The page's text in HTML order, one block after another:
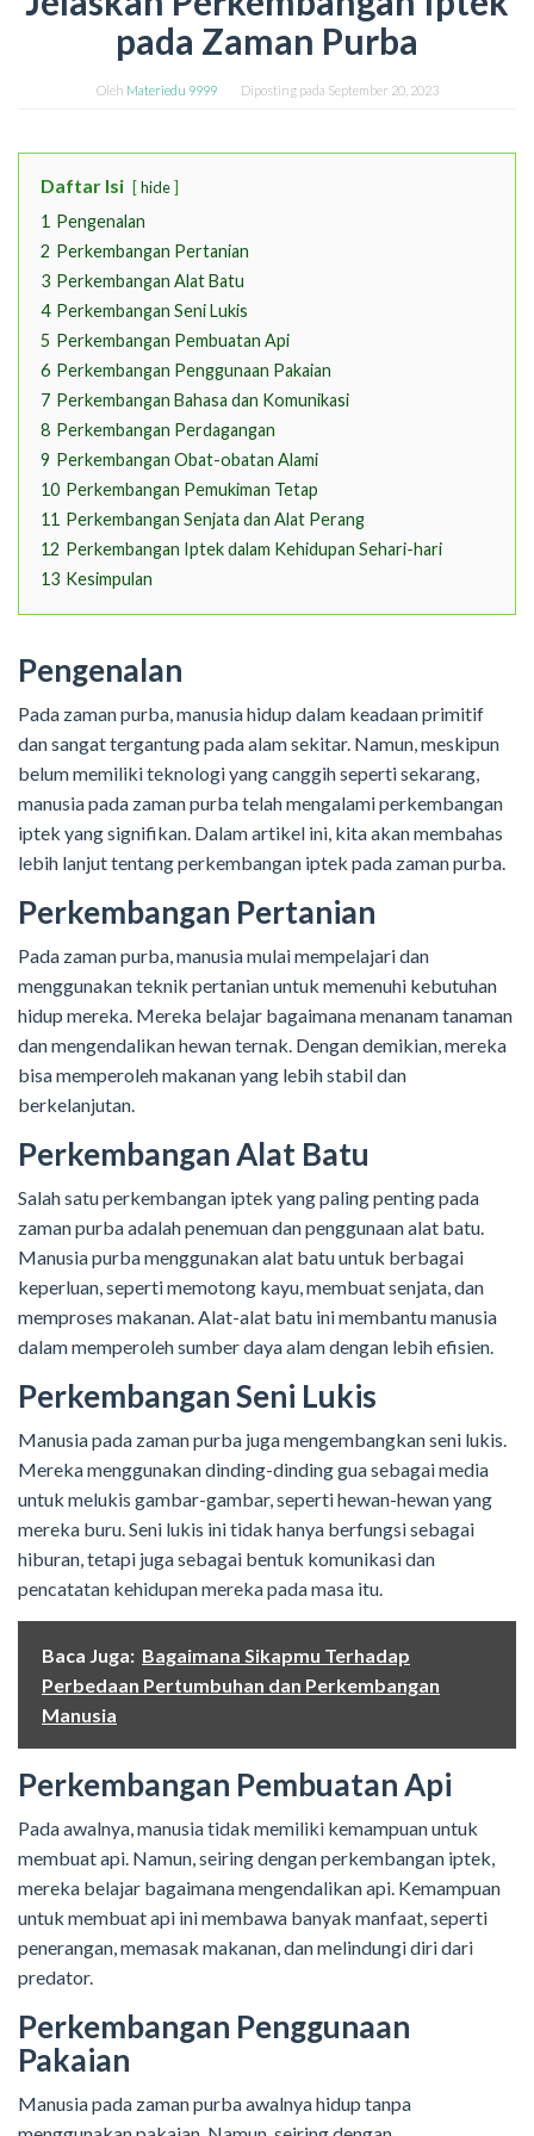
pada Zaman Purba
Oleh Materiedu 9999 Diposting pada September 20, 2023
Daftar Isi hide
1 Pengenalan
2 Perkembangan Pertanian
3 Perkembangan Alat Batu
4 Perkembangan Seni Lukis
5 Perkembangan Pembuatan Api
6 Perkembangan Penggunaan Pakaian
7 Perkembangan Bahasa dan Komunikasi
8 Perkembangan Perdagangan
9 Perkembangan Obat-obatan Alami
10 Perkembangan Pemukiman Tetap
11 Perkembangan Senjata dan Alat Perang
12 Perkembangan Iptek dalam Kehidupan Sehari-hari
13 Kesimpulan
Pengenalan
Pada zaman purba, manusia hidup dalam keadaan primitif
dan sangat tergantung pada alam sekitar. Namun, meskipun
belum memiliki teknologi yang canggih seperti sekarang,
manusia pada zaman purba telah mengalami perkembangan
iptek yang signifikan. Dalam artikel ini, kita akan membahas
lebih lanjut tentang perkembangan iptek pada zaman purba.
Perkembangan Pertanian
Pada zaman purba, manusia mulai mempelajari dan
menggunakan teknik pertanian untuk memenuhi kebutuhan
hidup mereka. Mereka belajar bagaimana menanam tanaman
dan mengendalikan hewan ternak. Dengan demikian, mereka
bisa memperoleh makanan yang lebih stabil dan
berkelanjutan.
Perkembangan Alat Batu
Salah satu perkembangan iptek yang paling penting pada
zaman purba adalah penemuan dan penggunaan alat batu.
Manusia purba menggunakan alat batu untuk berbagai
keperluan, seperti memotong kayu, membuat senjata, dan
memproses makanan. Alat-alat batu ini membantu manusia
dalam memperoleh sumber daya alam dengan lebih efisien.
Perkembangan Seni Lukis
Manusia pada zaman purba juga mengembangkan seni lukis.
Mereka menggunakan dinding-dinding gua sebagai media
untuk melukis gambar-gambar, seperti hewan-hewan yang
mereka buru. Seni lukis ini tidak hanya berfungsi sebagai
hiburan, tetapi juga sebagai bentuk komunikasi dan
pencatatan kehidupan mereka pada masa itu.
Baca Juga: Bagaimana Sikapmu Terhadap
Perbedaan Pertumbuhan dan Perkembangan
Manusia
Perkembangan Pembuatan Api
Pada awalnya, manusia tidak memiliki kemampuan untuk
membuat api. Namun, seiring dengan perkembangan iptek,
mereka belajar bagaimana mengendalikan api. Kemampuan
untuk membuat api ini membawa banyak manfaat, seperti
penerangan, memasak makanan, dan melindungi diri dari
predator.
Perkembangan Penggunaan
Pakaian
Manusia pada zaman purba awalnya hidup tanpa